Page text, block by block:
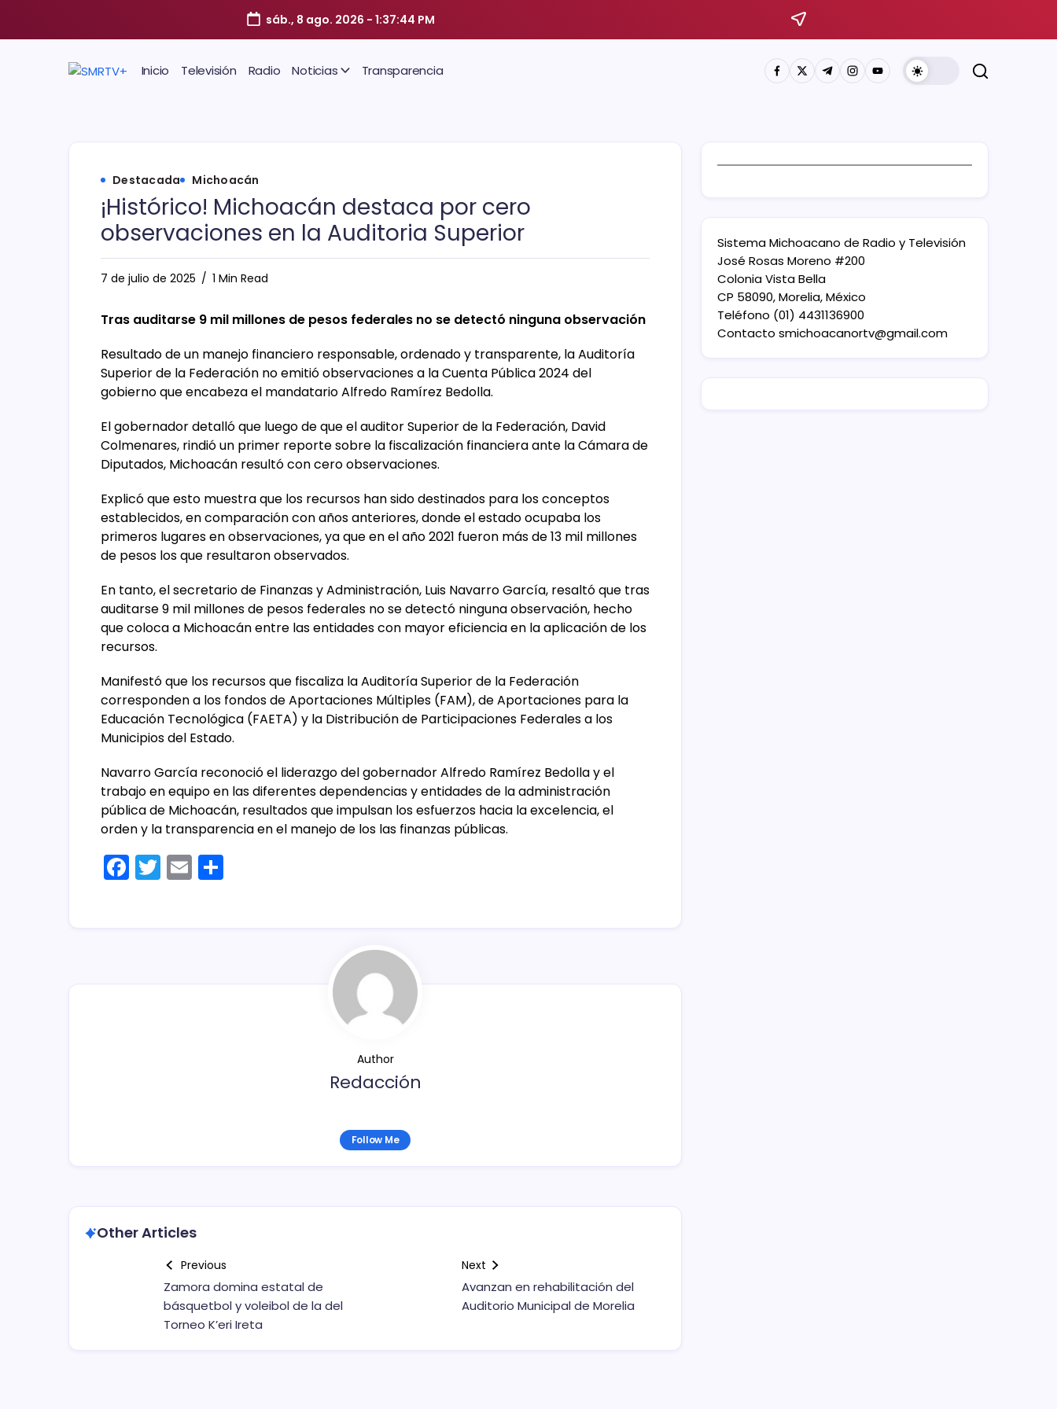
sáb., 8 ago. 2026 - 1:37:44 PM
Inicio Televisión Radio Noticias Transparencia
Destacada Michoacán
¡Histórico! Michoacán destaca por cero
observaciones en la Auditoria Superior
7 de julio de 2025 1 Min Read
Tras auditarse 9 mil millones de pesos federales no se detectó ninguna observación
Resultado de un manejo financiero responsable, ordenado y transparente, la Auditoría
Superior de la Federación no emitió observaciones a la Cuenta Pública 2024 del
gobierno que encabeza el mandatario Alfredo Ramírez Bedolla.
El gobernador detalló que luego de que el auditor Superior de la Federación, David
Colmenares, rindió un primer reporte sobre la fiscalización financiera ante la Cámara de
Diputados, Michoacán resultó con cero observaciones.
Explicó que esto muestra que los recursos han sido destinados para los conceptos
establecidos, en comparación con años anteriores, donde el estado ocupaba los
primeros lugares en observaciones, ya que en el año 2021 fueron más de 13 mil millones
de pesos los que resultaron observados.
En tanto, el secretario de Finanzas y Administración, Luis Navarro García, resaltó que tras
auditarse 9 mil millones de pesos federales no se detectó ninguna observación, hecho
que coloca a Michoacán entre las entidades con mayor eficiencia en la aplicación de los
recursos.
Manifestó que los recursos que fiscaliza la Auditoría Superior de la Federación
corresponden a los fondos de Aportaciones Múltiples (FAM), de Aportaciones para la
Educación Tecnológica (FAETA) y la Distribución de Participaciones Federales a los
Municipios del Estado.
Navarro García reconoció el liderazgo del gobernador Alfredo Ramírez Bedolla y el
trabajo en equipo en las diferentes dependencias y entidades de la administración
pública de Michoacán, resultados que impulsan los esfuerzos hacia la excelencia, el
orden y la transparencia en el manejo de los las finanzas públicas.
F
a
T
w
E
m
Author
Redacción
Follow Me
Other Articles
Previous
Zamora domina estatal de
básquetbol y voleibol de la del
Torneo K’eri Ireta
Next
Avanzan en rehabilitación del
Auditorio Municipal de Morelia
Sistema Michoacano de Radio y Televisión
José Rosas Moreno #200
Colonia Vista Bella
CP 58090, Morelia, México
Teléfono (01) 4431136900
Contacto smichoacanortv@gmail.com